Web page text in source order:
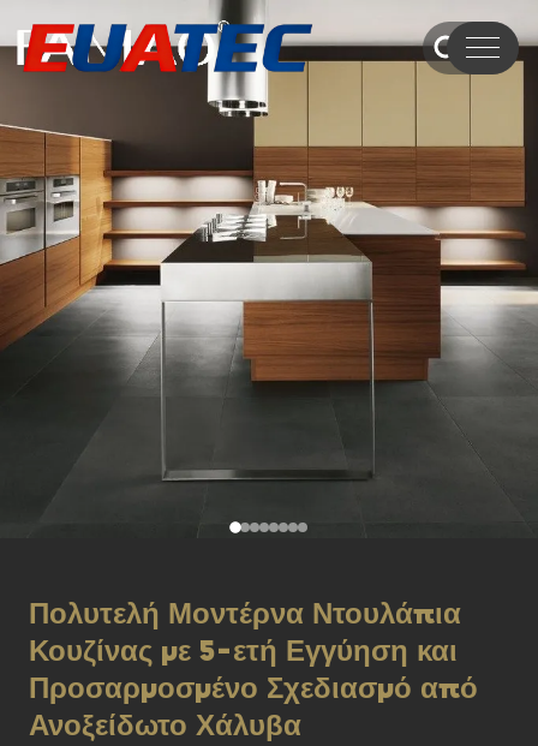
Πολυτελή Μοντέρνα Ντουλάπια
Κουζίνας με 5-ετή Εγγύηση και
Προσαρμοσμένο Σχεδιασμό από
Ανοξείδωτο Χάλυβα